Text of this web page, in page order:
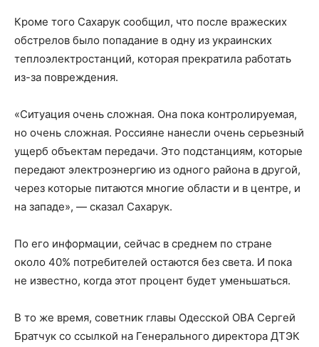
Кроме того Сахарук сообщил, что после вражеских
обстрелов было попадание в одну из украинских
теплоэлектростанций, которая прекратила работать
из-за повреждения.
«Ситуация очень сложная. Она пока контролируемая,
но очень сложная. Россияне нанесли очень серьезный
ущерб объектам передачи. Это подстанциям, которые
передают электроэнергию из одного района в другой,
через которые питаются многие области и в центре, и
на западе», — сказал Сахарук.
По его информации, сейчас в среднем по стране
около 40% потребителей остаются без света. И пока
не известно, когда этот процент будет уменьшаться.
В то же время, советник главы Одесской ОВА Сергей
Братчук со ссылкой на Генерального директора ДТЭК